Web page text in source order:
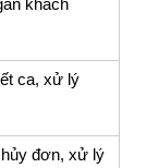
khách
ca, xử lý
đơn, xử lý